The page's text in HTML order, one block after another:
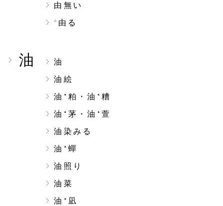
由無い
△ 由る
油
油
油絵
油
▲ 粕・油 ▲ 糟
油
▲茅・油 ▲萱
油染みる
油
▲蟬
油照り
油菜
油
▲ 凪